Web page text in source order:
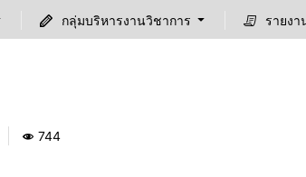
กลุ่มบริหารงานวิชาการ รายงา
744